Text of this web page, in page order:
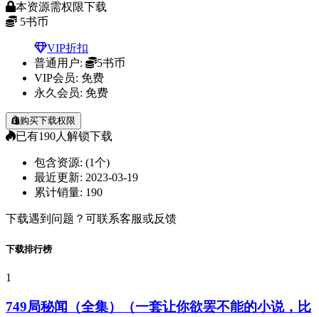
本资源需权限下载
5书币
VIP折扣
普通用户:
5书币
VIP会员: 免费
永久会员: 免费
购买下载权限
已有190人解锁下载
包含资源: (1个)
最近更新: 2023-03-19
累计销量: 190
下载遇到问题？可联系客服或反馈
下载排行榜
1
749局秘闻（全集）（一套让你欲罢不能的小说，比